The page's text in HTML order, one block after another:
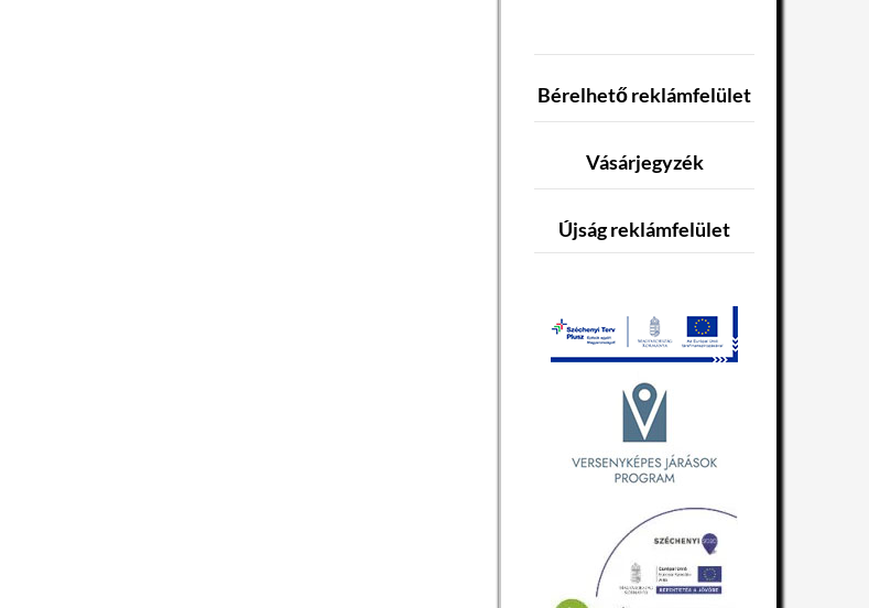
Bérelhető reklámfelület
Vásárjegyzék
Újság reklámfelület